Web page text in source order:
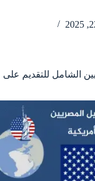
2027: دليل المصريين الشامل للتقديم على